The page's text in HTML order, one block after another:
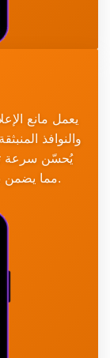
يعمل مانع
والنوافذ
يُحسّن سرعة
مما يضمن بيئة تصفح أنظف وخالية من المشتتات.